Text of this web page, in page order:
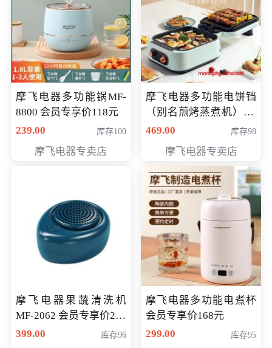
摩飞电器多功能锅MF-
8800 会员专享价118元
239.00
库存100
摩飞电器专卖店
摩飞电器多功能电饼铛
（别名煎烤蒸煮机） 型
号MF-8888B 会员专享
469.00 库存98
摩飞电器专卖店
摩飞电器果蔬清洗机
MF-2062 会员专享价268
元
399.00 库存96
摩飞电器多功能电煮杯
会员专享价168元
299.00
库存95